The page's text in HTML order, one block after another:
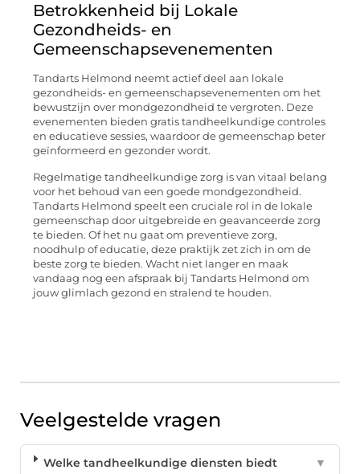
Betrokkenheid bij Lokale
Gezondheids- en
Gemeenschapsevenementen
Tandarts Helmond neemt actief deel aan lokale
gezondheids- en gemeenschapsevenementen om het
bewustzijn over mondgezondheid te vergroten. Deze
evenementen bieden gratis tandheelkundige controles
en educatieve sessies, waardoor de gemeenschap beter
geïnformeerd en gezonder wordt.
Regelmatige tandheelkundige zorg is van vitaal belang
voor het behoud van een goede mondgezondheid.
Tandarts Helmond speelt een cruciale rol in de lokale
gemeenschap door uitgebreide en geavanceerde zorg
te bieden. Of het nu gaat om preventieve zorg,
noodhulp of educatie, deze praktijk zet zich in om de
beste zorg te bieden. Wacht niet langer en maak
vandaag nog een afspraak bij Tandarts Helmond om
jouw glimlach gezond en stralend te houden.
Veelgestelde vragen
Welke tandheelkundige diensten biedt
▼